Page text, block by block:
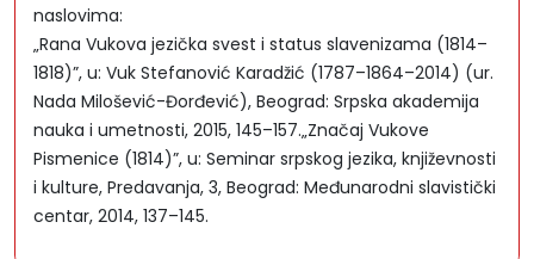
naslovima:
„Rana Vukova jezička svest i status slavenizama (1814–
1818)”, u: Vuk Stefanović Karadžić (1787–1864–2014) (ur.
Nada Milošević-Đorđević), Beograd: Srpska akademija
nauka i umetnosti, 2015, 145–157.„Značaj Vukove
Pismenice (1814)”, u: Seminar srpskog jezika, književnosti
i kulture, Predavanja, 3, Beograd: Međunarodni slavistički
centar, 2014, 137–145.